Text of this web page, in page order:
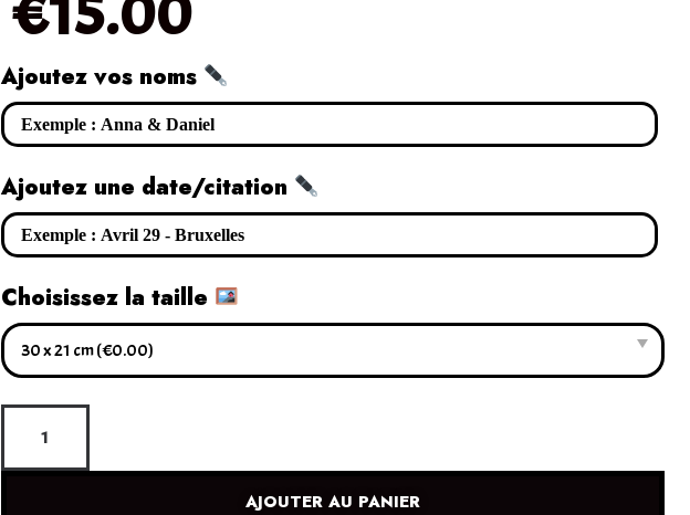
Ajoutez vos noms
Ajoutez une date/citation
Choisissez la taille
AJOUTER AU PANIER